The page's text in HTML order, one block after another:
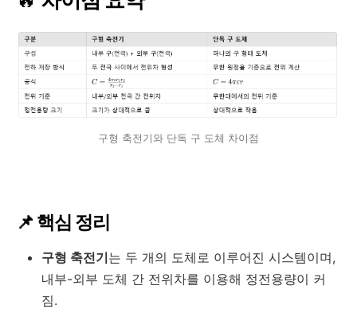
구형 축전기와 단독 구 도체 차이점
📌 핵심 정리
구형 축전기는 두 개의 도체로 이루어진 시스템이며,
내부-외부 도체 간 전위차를 이용해 정전용량이 커
짐.